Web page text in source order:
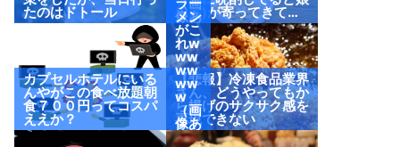
たのはドトール (2歳)が寄ってきて…
カプセルホテルにいる
んやがこの食べ放題朝
食７００円ってコスパ
ええか？
像あ
り）
【悲報】冷凍食品業界
さん、どうやってもか
ら揚げのサクサク感を
再現できない
メン
がこ
れw
ww
ww
ww
w
（画
像あ
り）